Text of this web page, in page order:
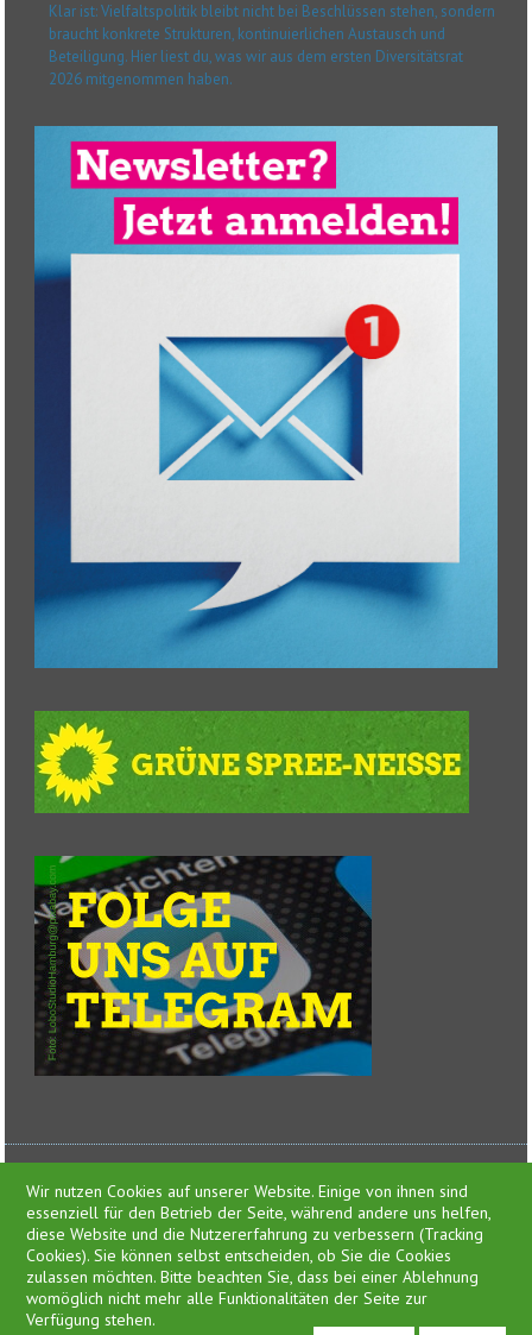
Klar ist: Vielfaltspolitik bleibt nicht bei Beschlüssen stehen, sondern
braucht konkrete Strukturen, kontinuierlichen Austausch und
Beteiligung. Hier liest du, was wir aus dem ersten Diversitätsrat
2026 mitgenommen haben.
Presse
Impressum
Datenschutzerklärung
Wir nutzen Cookies auf unserer Website. Einige von ihnen sind
essenziell für den Betrieb der Seite, während andere uns helfen,
diese Website und die Nutzererfahrung zu verbessern (Tracking
Cookies). Sie können selbst entscheiden, ob Sie die Cookies
zulassen möchten. Bitte beachten Sie, dass bei einer Ablehnung
womöglich nicht mehr alle Funktionalitäten der Seite zur
Verfügung stehen.